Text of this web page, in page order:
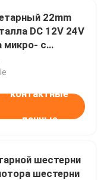
22mm
DC 12V 24V
микро- с
контактные
данные
шестерни
шестерни